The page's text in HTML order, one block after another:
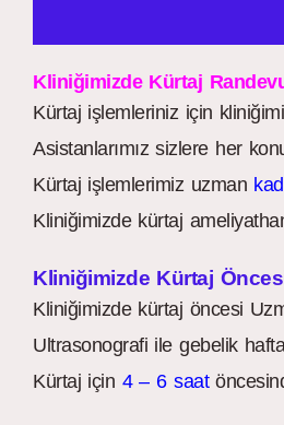
Kliniğimizde Kürtaj
Kürtaj işlemleriniz için
Asistanlarımız sizlere her
Kürtaj işlemlerimiz uzman
Kliniğimizde kürtaj
Kliniğimizde Kürtaj
Kliniğimizde kürtaj öncesi
Ultrasonografi ile gebelik
Kürtaj için 4 – 6 saat